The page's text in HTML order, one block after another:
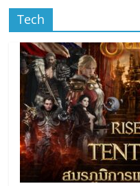
Tech